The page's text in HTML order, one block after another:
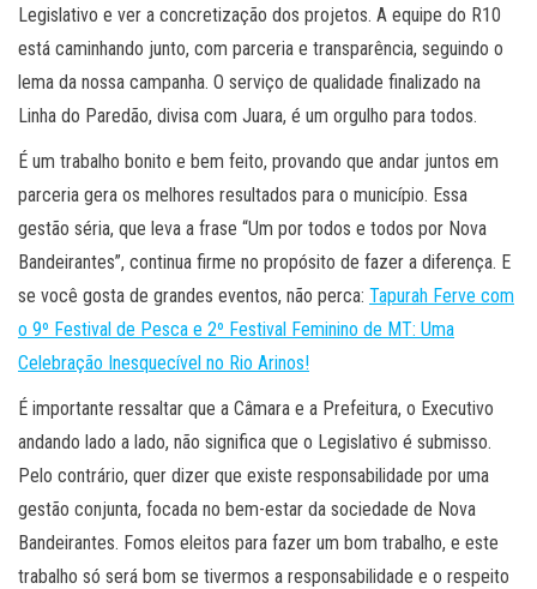
Legislativo e ver a concretização dos projetos. A equipe do R10
está caminhando junto, com parceria e transparência, seguindo o
lema da nossa campanha. O serviço de qualidade finalizado na
Linha do Paredão, divisa com Juara, é um orgulho para todos.
É um trabalho bonito e bem feito, provando que andar juntos em
parceria gera os melhores resultados para o município. Essa
gestão séria, que leva a frase “Um por todos e todos por Nova
Bandeirantes”, continua firme no propósito de fazer a diferença. E
se você gosta de grandes eventos, não perca: Tapurah Ferve com
o 9º Festival de Pesca e 2º Festival Feminino de MT: Uma
Celebração Inesquecível no Rio Arinos!
É importante ressaltar que a Câmara e a Prefeitura, o Executivo
andando lado a lado, não significa que o Legislativo é submisso.
Pelo contrário, quer dizer que existe responsabilidade por uma
gestão conjunta, focada no bem-estar da sociedade de Nova
Bandeirantes. Fomos eleitos para fazer um bom trabalho, e este
trabalho só será bom se tivermos a responsabilidade e o respeito